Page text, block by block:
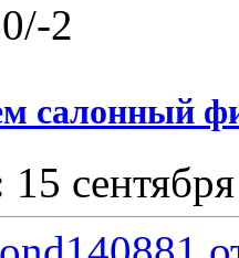
2
салонный
15